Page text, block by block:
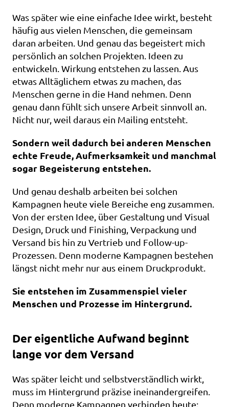
Was später wie eine einfache Idee wirkt, besteht
häufig aus vielen Menschen, die gemeinsam
daran arbeiten. Und genau das begeistert mich
persönlich an solchen Projekten. Ideen zu
entwickeln. Wirkung entstehen zu lassen. Aus
etwas Alltäglichem etwas zu machen, das
Menschen gerne in die Hand nehmen. Denn
genau dann fühlt sich unsere Arbeit sinnvoll an.
Nicht nur, weil daraus ein Mailing entsteht.
Sondern weil dadurch bei anderen Menschen
echte Freude, Aufmerksamkeit und manchmal
sogar Begeisterung entstehen.
Und genau deshalb arbeiten bei solchen
Kampagnen heute viele Bereiche eng zusammen.
Von der ersten Idee, über Gestaltung und Visual
Design, Druck und Finishing, Verpackung und
Versand bis hin zu Vertrieb und Follow-up-
Prozessen. Denn moderne Kampagnen bestehen
längst nicht mehr nur aus einem Druckprodukt.
Sie entstehen im Zusammenspiel vieler
Menschen und Prozesse im Hintergrund.
Der eigentliche Aufwand beginnt
lange vor dem Versand
Was später leicht und selbstverständlich wirkt,
muss im Hintergrund präzise ineinandergreifen.
Denn moderne Kampagnen verbinden heute: